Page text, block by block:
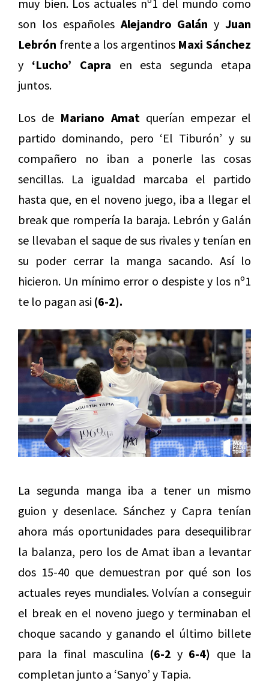
muy bien. Los actuales nº1 del mundo como
son los españoles Alejandro Galán yJuan
Lebrón frente a los argentinos Maxi Sánchez
y ‘Lucho’ Capra en esta segunda etapa
juntos.
Los de Mariano Amat querían empezar el
partido dominando, pero ‘El Tiburón’ y su
compañero no iban a ponerle las cosas
sencillas. La igualdad marcaba el partido
hasta que, en el noveno juego, iba a llegar el
break que rompería la baraja. Lebrón y Galán
se llevaban el saque de sus rivales y tenían en
su poder cerrar la manga sacando. Así lo
hicieron. Un mínimo error o despiste y los nº1
te lo pagan asi (6-2).
La segunda manga iba a tener un mismo
guion y desenlace. Sánchez y Capra tenían
ahora más oportunidades para desequilibrar
la balanza, pero los de Amat iban a levantar
dos 15-40 que demuestran por qué son los
actuales reyes mundiales. Volvían a conseguir
el break en el noveno juego y terminaban el
choque sacando y ganando el último billete
para la final masculina (6-2 y 6-4) que la
completan junto a ‘Sanyo’ y Tapia.